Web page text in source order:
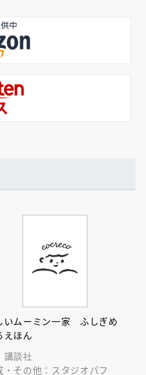
いムーミン一家 ふしぎめ
えほん
講談社
・その他：スタジオパフ